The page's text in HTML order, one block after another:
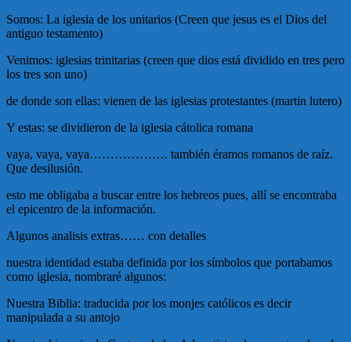
Somos: La iglesia de los unitarios (Creen que jesus es el Dios del
antiguo testamento)
Venimos: iglesias trinitarias (creen que dios está dividido en tres pero
los tres son uno)
de donde son ellas: vienen de las iglesias protestantes (martin lutero)
Y estas: se dividieron de la iglesia cátolica romana
vaya, vaya, vaya………………. también éramos romanos de raíz.
Que desilusión.
esto me obligaba a buscar entre los hebreos pues, allí se encontraba
el epicentro de la información.
Algunos analisis extras…… con detalles
nuestra identidad estaba definida por los símbolos que portabamos
como iglesia, nombraré algunos:
Nuestra Biblia: traducida por los monjes católicos es decir
manipulada a su antojo